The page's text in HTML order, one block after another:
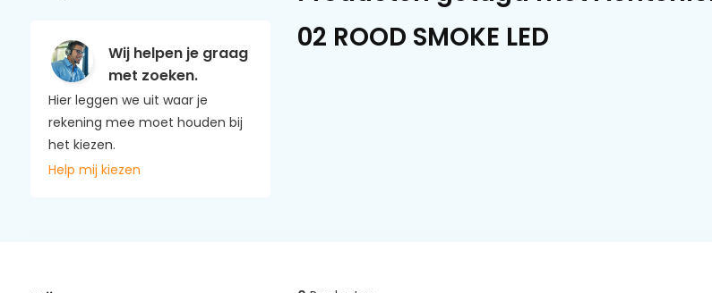
Wij helpen je graag
met zoeken.
Hier leggen we uit waar je
rekening mee moet houden bij
het kiezen.
Help mij kiezen
02 ROOD SMOKE LED